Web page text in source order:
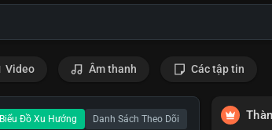
Video Âm thanh Các tập tin
Biểu Đồ Xu Hướng Danh Sách Theo Dõi